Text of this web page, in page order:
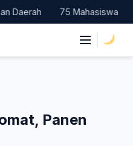
75 Mahasiswa Fakultas
Panen